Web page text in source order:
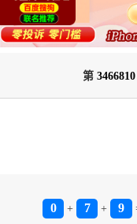
第 3466810
0 + 7 + 9